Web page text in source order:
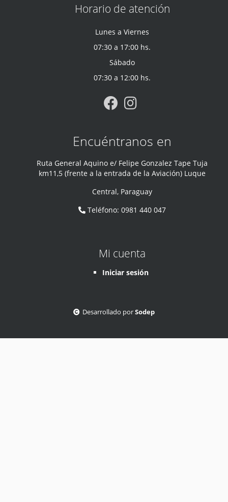
Horario de atención
Lunes a Viernes
07:30 a 17:00 hs.
Sábado
07:30 a 12:00 hs.
Encuéntranos en
Ruta General Aquino e/ Felipe Gonzalez Tape Tuja
km11,5 (frente a la entrada de la Aviación) Luque
Central, Paraguay
Teléfono:0981 440 047
Mi cuenta
Iniciar sesión
Desarrollado porSodep